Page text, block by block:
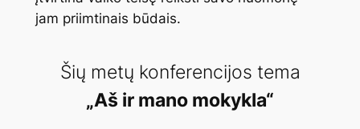
jam priimtinais būdais.
Šių metų konferencijos tema
„Aš ir mano mokykla“